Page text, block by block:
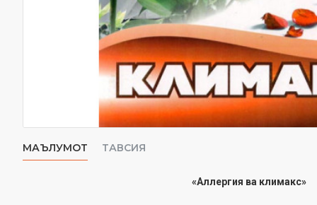
МАЪЛУМОТ ТАВСИЯ
«Аллергия ва климакс»